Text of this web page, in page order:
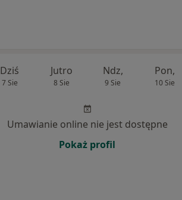
Dziś
7 Sie
Jutro
8 Sie
Ndz,
9 Sie
Pon,
10 Sie
Umawianie online nie jest dostępne
Pokaż profil